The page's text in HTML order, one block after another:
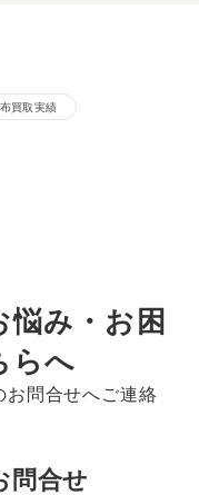
買取実績
み・お困
らへ
お問合せへご連絡
問合せ